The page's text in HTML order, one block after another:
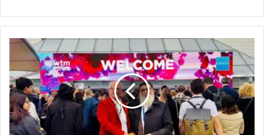
România
consolidează
poziția
în
turismul
internațional
prin